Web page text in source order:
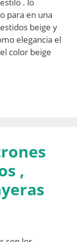
para en una
beige y
elegancia el
color beige
,